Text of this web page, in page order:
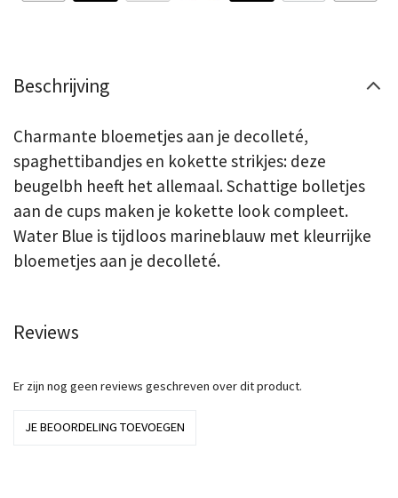
Beschrijving
Charmante bloemetjes aan je decolleté,
spaghettibandjes en kokette strikjes: deze
beugelbh heeft het allemaal. Schattige bolletjes
aan de cups maken je kokette look compleet.
Water Blue is tijdloos marineblauw met kleurrijke
bloemetjes aan je decolleté.
Reviews
Er zijn nog geen reviews geschreven over dit product.
JE BEOORDELING TOEVOEGEN